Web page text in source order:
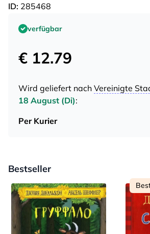
ID: 285468
verfügbar
€ 12.79
Wird geliefert nach Vereinigte
18 August (Di):
Per Kurier
Bestseller